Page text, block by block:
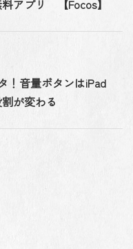
アプリ 【Focos】
！音量ボタンはiPad
が変わる